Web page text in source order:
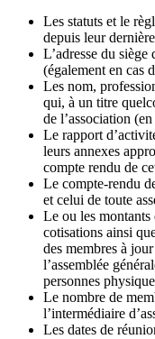
Les statuts et le
depuis leur
L’adresse du siège
(également en cas
Les nom,
qui, à un titre
de l’association
Le rapport
leurs annexes
compte rendu de
Le compte-rendu
et celui de toute
Le ou les montants
cotisations ainsi
des membres à
l’assemblée
personnes
Le nombre de
l’intermédiaire
Les dates de